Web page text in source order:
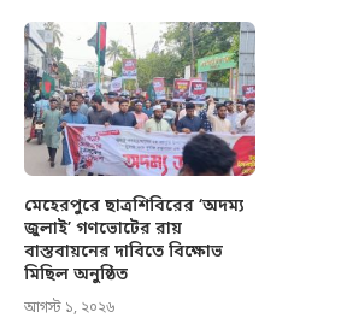
মেহেরপুরে ছাত্রশিবিরের ‘অদম্য
জুলাই’ গণভোটের রায়
বাস্তবায়নের দাবিতে বিক্ষোভ
মিছিল অনুষ্ঠিত
আগস্ট ১, ২০২৬